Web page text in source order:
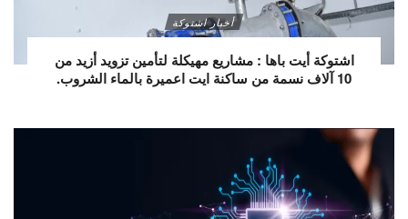
أخبار اشتوكة
اشتوكة أيت باها : مشاريع مهيكلة لتأمين تزويد أزيد من
10 آلاف نسمة من ساكنة ايت اعميرة بالماء الشروب.